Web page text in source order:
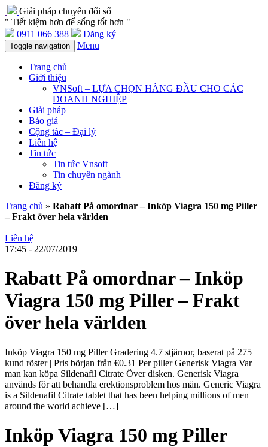
Giải pháp chuyển đổi số
" Tiết kiệm hơn để sống tốt hơn "
0911 066 388
Đăng ký
Toggle navigation Menu
Trang chủ
Giới thiệu
VNSoft – LỰA CHỌN HÀNG ĐẦU CHO CÁC
DOANH NGHIỆP
Giải pháp
Báo giá
Cộng tác – Đại lý
Liên hệ
Tin tức
Tin tức Vnsoft
Tin chuyên ngành
Đăng ký
Trang chủ » Rabatt På omordnar – Inköp Viagra 150 mg Piller
– Frakt över hela världen
Liên hệ
17:45 - 22/07/2019
Rabatt På omordnar – Inköp
Viagra 150 mg Piller – Frakt
över hela världen
Inköp Viagra 150 mg Piller Gradering 4.7 stjärnor, baserat på 275
kund röster | Pris början från €0.31 Per piller Generisk Viagra Var
man kan köpa Sildenafil Citrate Över disken. Generisk Viagra
används för att behandla erektionsproblem hos män. Generic Viagra
is a Sildenafil Citrate tablet that has been helping millions of men
around the world achieve […]
Inköp Viagra 150 mg Piller